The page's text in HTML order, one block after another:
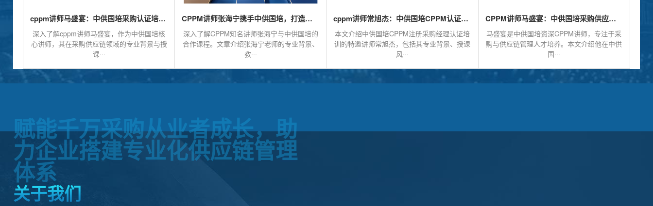
cppm讲师马盛宴：中供国培采购认证培训的实力担当
深入了解cppm讲师马盛宴，作为中供国培核
心讲师，其在采购供应链领域的专业背景与授
课···
CPPM讲师张海宁携手中供国培，打造专业采购认证课程
深入了解CPPM知名讲师张海宁与中供国培的
合作课程。文章介绍张海宁老师的专业背景、
教···
cppm讲师常旭杰：中供国培CPPM认证培训的实力派导师
本文介绍中供国培CPPM注册采购经理认证培
训的特邀讲师常旭杰，包括其专业背景、授课
风···
CPPM讲师马盛宴：中供国培采购供应链人才培养的实践者
马盛宴是中供国培资深CPPM讲师，专注于采
购与供应链管理人才培养。本文介绍他在中供
国···
赋能千万采购从业者成长，助
力企业搭建专业化供应链管理
体系
关于我们